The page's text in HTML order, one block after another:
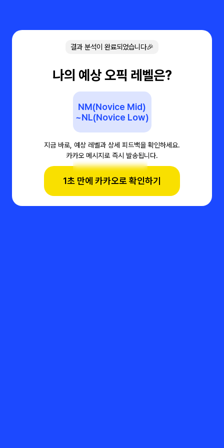
결과 분석이 완료되었습니다🎉
나의 예상 오픽 레벨은?
NM(Novice Mid)
~NL(Novice Low)
지금 바로, 예상 레벨과 상세 피드백을 확인하세요.
카카오 메시지로 즉시 발송됩니다.
1초 만에 카카오로 확인하기